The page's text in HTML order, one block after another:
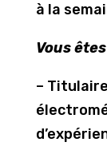
à la
Vous
–